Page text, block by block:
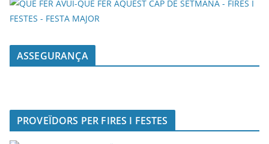
ASSEGURANÇA
PROVEÏDORS PER FIRES I FESTES